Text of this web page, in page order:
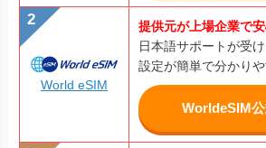
World eSIM
提供元が上場企業で
日本語サポートが受
設定が簡単で分かり
WorldeSIM